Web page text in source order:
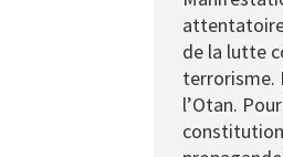
de la lutte
terrorisme.
l’Otan.